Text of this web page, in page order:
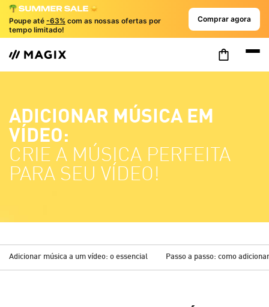
Poupe até -63% com as nossas ofertas por
tempo limitado!
Comprar agora
ADICIONAR MÚSICA EM
VÍDEO:
CRIE A MÚSICA PERFEITA
PARA SEU VÍDEO!
Adicionar música a um vídeo: o essencial Passo a passo: como